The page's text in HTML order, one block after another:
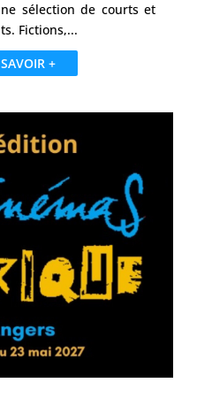
sélection de courts et
Fictions,...
+